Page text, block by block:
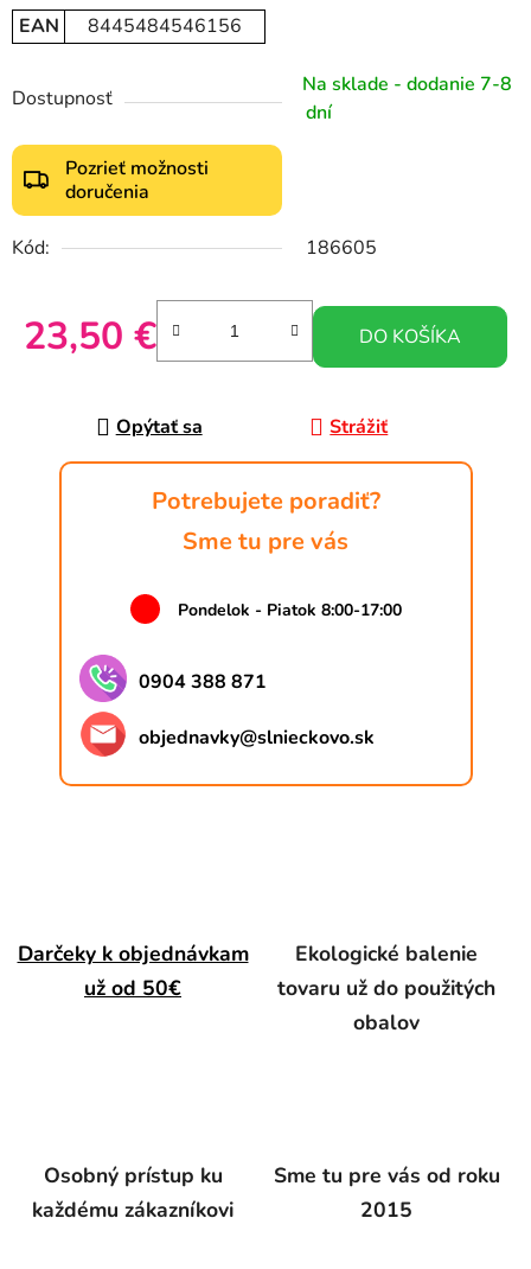
EAN 8445484546156
Dostupnosť
Na sklade - dodanie 7-8
dní
Pozrieť možnosti
doručenia
Kód: 186605
23,50 € DO KOŠÍKA
Opýtať sa Strážiť
Potrebujete poradiť?
Sme tu pre vás
Pondelok - Piatok 8:00-17:00
0904 388 871
objednavky@slnieckovo.sk
Darčeky k objednávkam
už od 50€
Ekologické balenie
tovaru už do použitých
obalov
Osobný prístup ku
každému zákazníkovi
Sme tu pre vás od roku
2015